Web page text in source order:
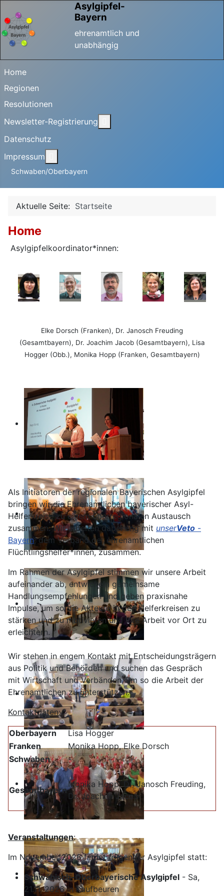
Asylgipfel-
Bayern
ehrenamtlich und
unabhängig
Home
Regionen
Resolutionen
Newsletter-Registrierung
Datenschutz
Impressum
Schwaben/Oberbayern
Aktuelle Seite: Startseite
Home
Asylgipfelkoordinator*innen:
Elke Dorsch (Franken), Dr. Janosch Freuding
(Gesamtbayern), Dr. Joachim Jacob (Gesamtbayern), Lisa
Hogger (Obb.), Monika Hopp (Franken, Gesamtbayern)
Als Initiatoren der regionalen Bayerischen Asylgipfel
bringen wir die Ehrenamtlichen bayerischer Asyl-
Helferkreise zu einem überregionalen Austausch
zusammen. Wir arbeiten dabei eng mit unserVeto -
Bayern, dem Verband der ehrenamtlichen
Flüchtlingshelfer*innen, zusammen.
Im Rahmen der Asylgipfel stimmen wir unsere Arbeit
aufeinander ab, entwickeln gemeinsame
Handlungsempfehlungen und geben praxisnahe
Impulse, um so die Akteure in den Helferkreisen zu
stärken und zu motivieren und ihre Arbeit vor Ort zu
erleichtern.
Wir stehen in engem Kontakt mit Entscheidungsträgern
aus Politik und Behörden und suchen das Gespräch
mit Wirtschaft und Verbänden, um so die Arbeit der
Ehrenamtlichen zu unterstützen.
Kontaktdaten:
Oberbayern
Lisa Hogger
Franken
Monika Hopp, Elke Dorsch
Schwaben
-
Gesamtbayern
Monika Hopp, Dr, Janosch Freuding,
Dr. Joachim Jacob
Veranstaltungen:
Im November 2026 findet folgender Asylgipfel statt:
Schwäbisch-Oberbayerische Asylgipfel - Sa,
21.11. 2026 in Kaufbeuren